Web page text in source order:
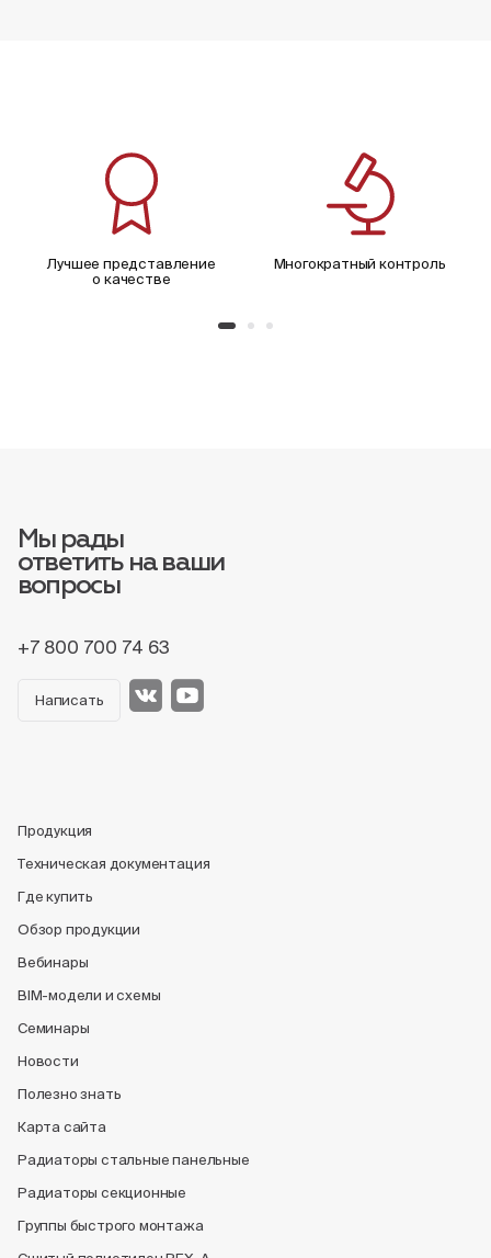
Лучшее представление
о качестве
Многократный контроль
Мы рады
ответить на ваши
вопросы
+7 800 700 74 63
Написать
Продукция
Техническая документация
Где купить
Обзор продукции
Вебинары
BIM-модели и схемы
Семинары
Новости
Полезно знать
Карта сайта
Радиаторы стальные панельные
Радиаторы секционные
Группы быстрого монтажа